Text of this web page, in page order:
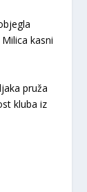
kasni
pruža
kluba iz